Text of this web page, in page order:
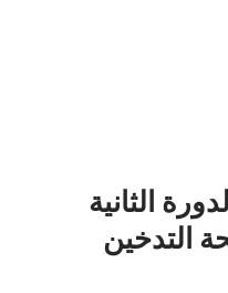
الثانية
التدخين